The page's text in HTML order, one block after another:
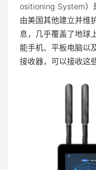
ositioning System）
由美国其他建立并维
息，几乎覆盖了地球
能手机、平板电脑以
接收器，可以接收这